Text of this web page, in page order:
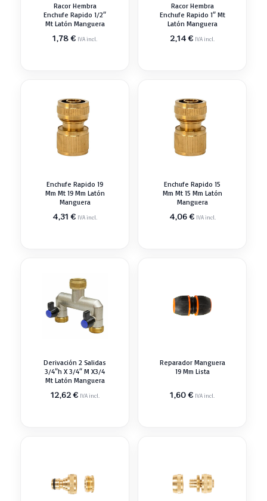
Racor Hembra
Enchufe Rapido 1/2″
Mt Latón Manguera
1,78€ IVA incl.
Racor Hembra
Enchufe Rapido 1″ Mt
Latón Manguera
2,14€ IVA incl.
Enchufe Rapido 19
Mm Mt 19 Mm Latón
Manguera
4,31€ IVA incl.
Enchufe Rapido 15
Mm Mt 15 Mm Latón
Manguera
4,06€ IVA incl.
Derivación 2 Salidas
3/4″h X 3/4″ M X3/4
Mt Latón Manguera
12,62€ IVA incl.
Reparador Manguera
19 Mm Lista
1,60€ IVA incl.